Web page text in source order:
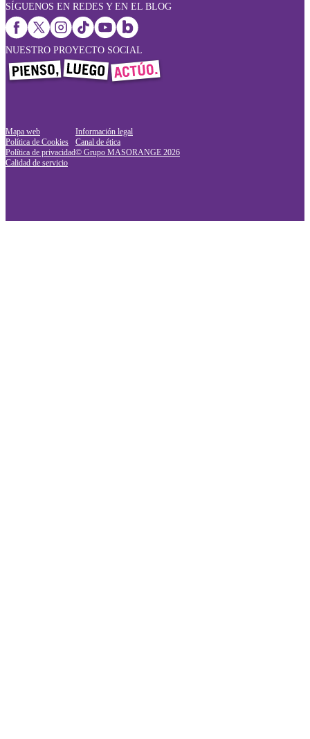
SÍGUENOS EN REDES Y EN EL BLOG
NUESTRO PROYECTO SOCIAL
Mapa web
Política de Cookies
Política de privacidad
Calidad de servicio
Información legal
Canal de ética
© Grupo MASORANGE 2026